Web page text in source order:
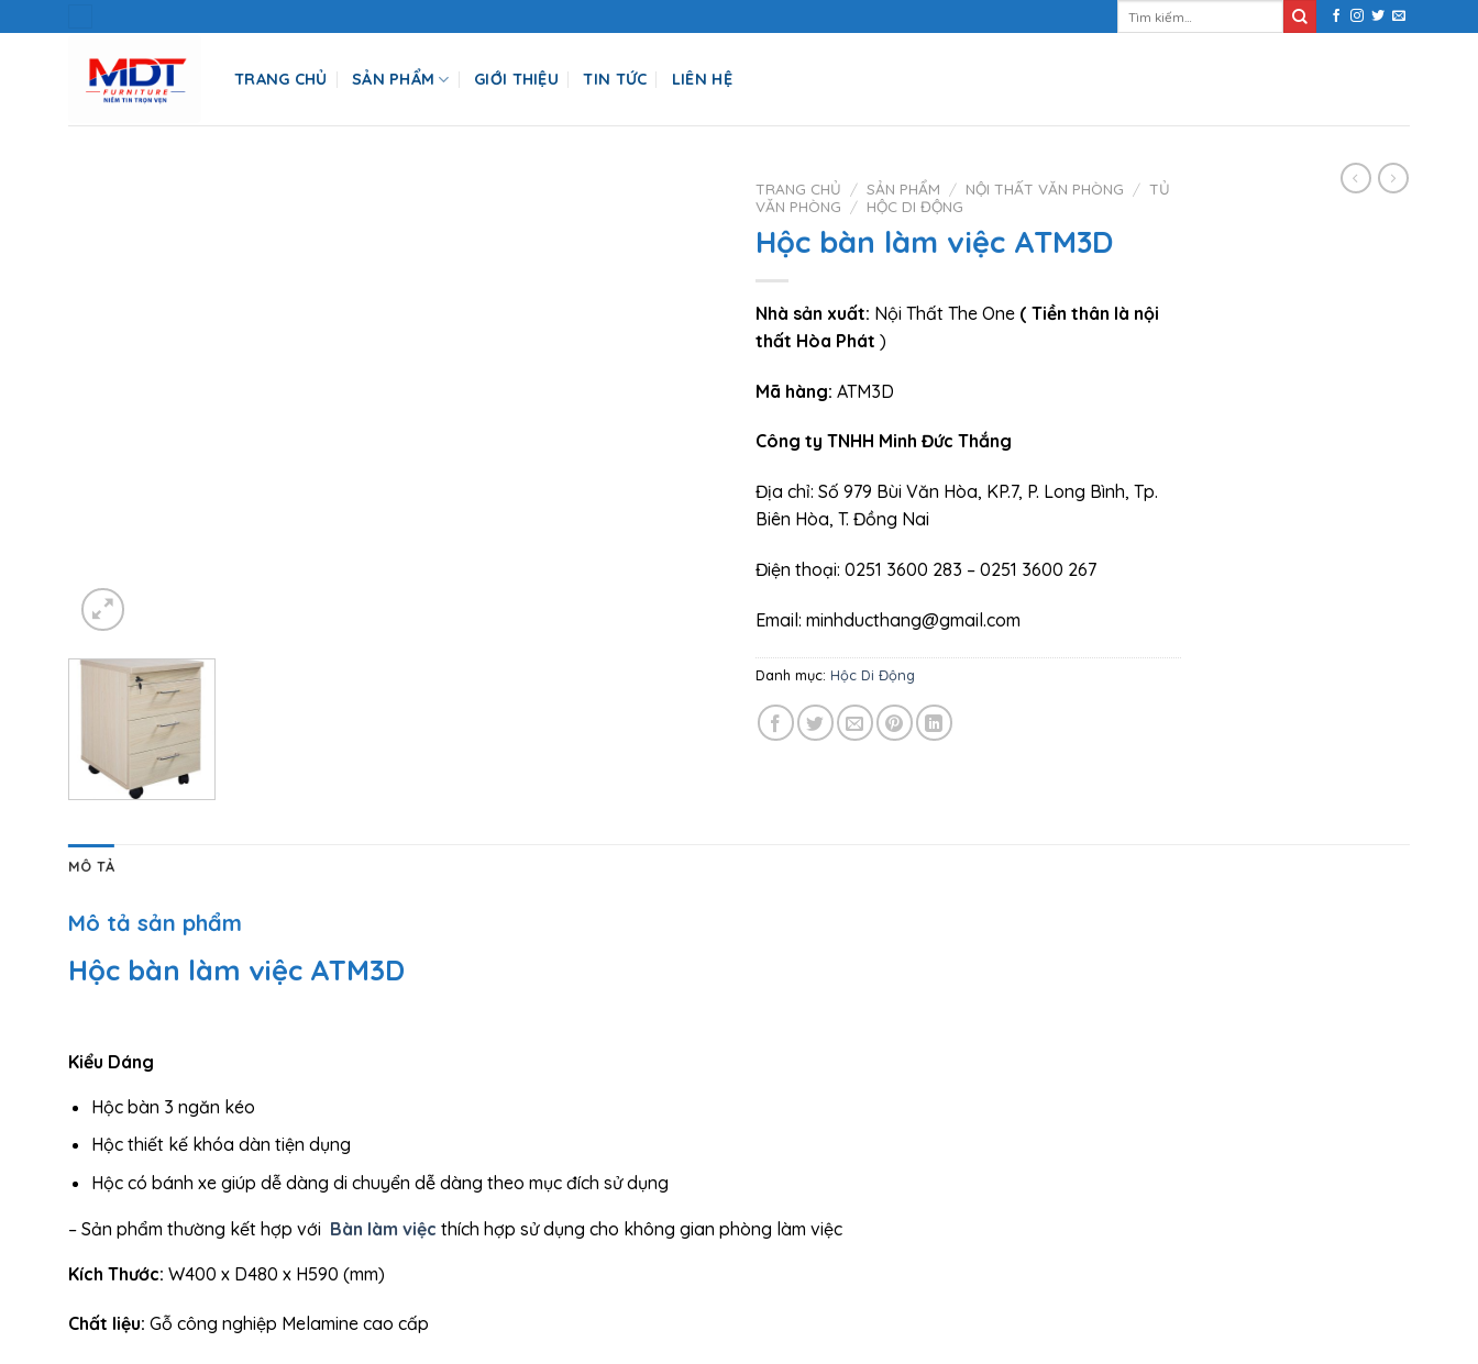
TRANG CHỦ SẢN PHẨM GIỚI THIỆU TIN TỨC LIÊN HỆ
TRANG CHỦ / SẢN PHẨM / NỘI THẤT VĂN PHÒNG / TỦ
VĂN PHÒNG / HỘC DI ĐỘNG
Hộc bàn làm việc ATM3D
Nhà sản xuất: Nội Thất The One ( Tiền thân là nội
thất Hòa Phát )
Mã hàng: ATM3D
Công ty TNHH Minh Đức Thắng
Địa chỉ: Số 979 Bùi Văn Hòa, KP.7, P. Long Bình, Tp.
Biên Hòa, T. Đồng Nai
Điện thoại: 0251 3600 283 – 0251 3600 267
Email: minhducthang@gmail.com
Danh mục: Hộc Di Động
MÔ TẢ
Mô tả sản phẩm
Hộc bàn làm việc ATM3D
Kiểu Dáng
Hộc bàn 3 ngăn kéo
Hộc thiết kế khóa dàn tiện dụng
Hộc có bánh xe giúp dễ dàng di chuyển dễ dàng theo mục đích sử dụng
– Sản phẩm thường kết hợp với Bàn làm việc thích hợp sử dụng cho không gian phòng làm việc
Kích Thước: W400 x D480 x H590 (mm)
Chất liệu: Gỗ công nghiệp Melamine cao cấp